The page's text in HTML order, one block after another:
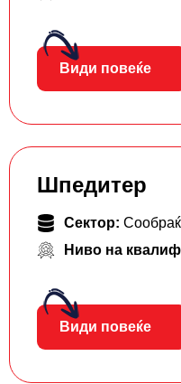
Види повеќе
Шпедитер
Сектор:
Ниво на
Види повеќе